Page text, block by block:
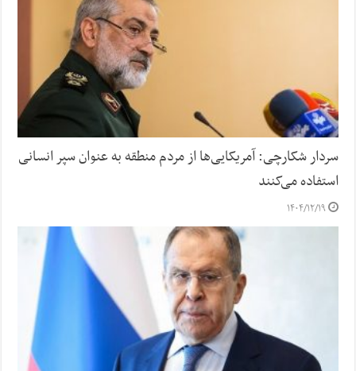
سردار شکارچی: آمریکایی‌ها از مردم منطقه به عنوان سپر انسانی
استفاده می‌کنند
۱۴۰۴/۱۲/۱۹